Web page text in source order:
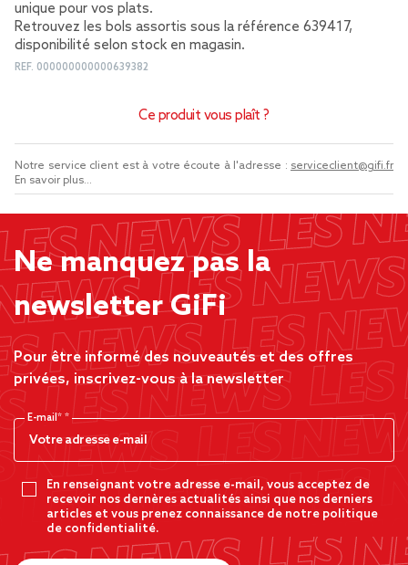
unique pour vos plats.
Retrouvez les bols assortis sous la référence 639417,
disponibilité selon stock en magasin.
REF. 000000000000639382
Ce produit vous plaît ?
Notre service client est à votre écoute à l'adresse : serviceclient@gifi.fr
En savoir plus...
Ne manquez pas la
newsletter GiFi
Pour être informé des nouveautés et des offres
privées, inscrivez-vous à la newsletter
E-mail*
En renseignant votre adresse e-mail, vous acceptez de
recevoir nos dernères actualités ainsi que nos derniers
articles et vous prenez connaissance de notre politique
de confidentialité.